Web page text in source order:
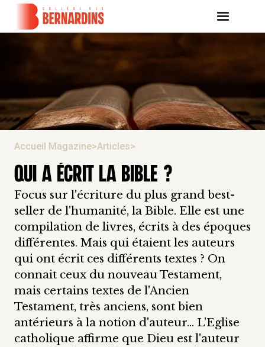
Accueil Magazine>Articles>
QUI A ÉCRIT LA BIBLE ?
Focus sur l'écriture du plus grand best-
seller de l'humanité, la Bible. Elle est une
compilation de livres, écrits à des époques
différentes. Mais qui étaient les auteurs
qui ont écrit ces différents textes ? On
connait ceux du nouveau Testament,
mais certains textes de l'Ancien
Testament, très anciens, sont bien
antérieurs à la notion d'auteur... L'Eglise
catholique affirme que Dieu est l'auteur